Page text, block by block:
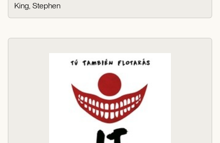
King, Stephen